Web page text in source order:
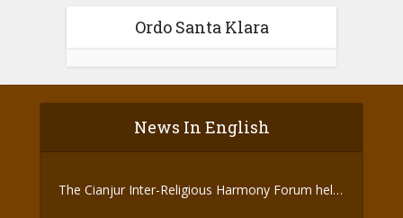
Ordo Santa Klara
News In English
The Cianjur Inter-Religious Harmony Forum held